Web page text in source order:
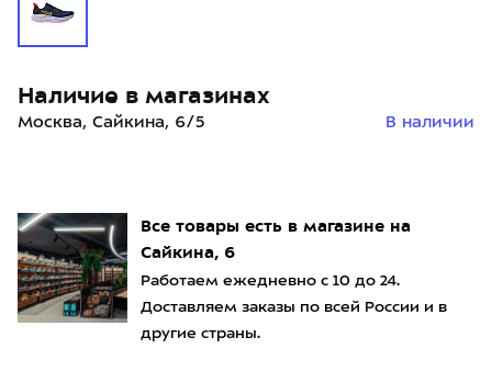
Все товары есть в магазине на
Сайкина, 6
Работаем ежедневно с 10 до 24.
Доставляем заказы по всей России и в
другие страны.
Наличие в магазинах
Москва, Сайкина, 6/5 В наличии